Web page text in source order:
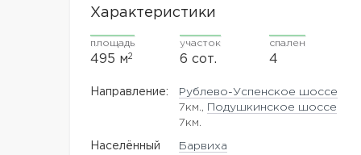
Характеристики
площадь
495 м2
участок
6 сот.
спален
4
Направление:
Рублево-Успенское шоссе
7км.,
Подушкинское шоссе
7км.
Населённый
Барвиха